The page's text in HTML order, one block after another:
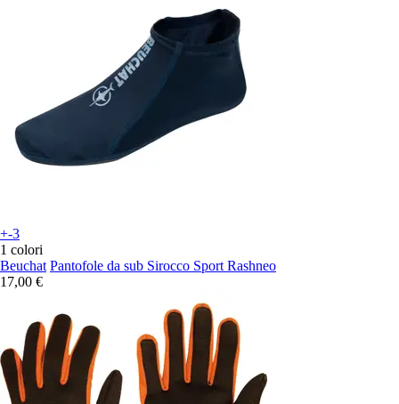
+-3
1 colori
Beuchat Pantofole da sub Sirocco Sport Rashneo
17,00 €